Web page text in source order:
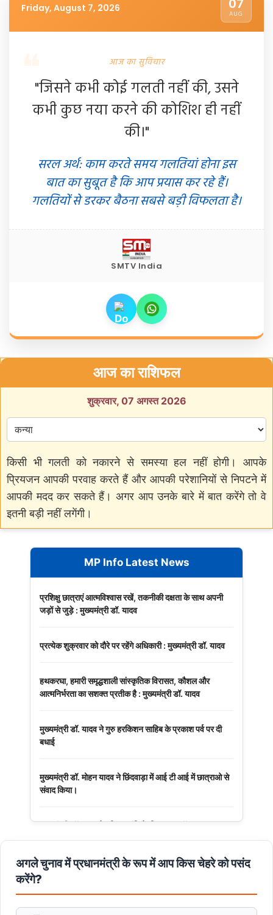
Friday, August 7, 2026 07
AUG
आज का सुविचार
"जिसने कभी कोई गलती नहीं की, उसने
कभी कुछ नया करने की कोशिश ही नहीं
की।"
सरल अर्थ: काम करते समय गलतियां होना इस
बात का सुबूत है कि आप प्रयास कर रहे हैं।
गलतियों से डरकर बैठना सबसे बड़ी विफलता है।
SMTV India
आज का राशिफल
शुक्रवार, 07 अगस्त 2026
किसी भी गलती को नकारने से समस्या हल नहीं होगी। आपके
प्रियजन आपकी परवाह करते हैं और आपकी परेशानियों से निपटने में
आपकी मदद कर सकते हैं। अगर आप उनके बारे में बात करेंगे तो वे
इतनी बड़ी नहीं लगेंगी।
MP Info Latest News
प्रशिक्षु छात्राएं आत्मविश्वास रखें, तकनीकी दक्षता के साथ अपनी
जड़ों से जुड़े : मुख्यमंत्री डॉ. यादव
प्रत्येक शुक्रवार को दौरे पर रहेंगे अधिकारी : मुख्यमंत्री डॉ. यादव
हथकरघा, हमारी समृद्धशाली सांस्कृतिक विरासत, कौशल और
आत्मनिर्भरता का सशक्त प्रतीक है : मुख्यमंत्री डॉ. यादव
मुख्यमंत्री डॉ. यादव ने गुरु हरकिशन साहिब के प्रकाश पर्व पर दी
बधाई
मुख्यमंत्री डॉ. मोहन यादव ने छिंदवाड़ा में आई टी आई में छात्राओ से
संवाद किया।
मुख्यमंत्री डॉ. यादव ने हरित क्रांति के शिल्पकार डॉ. एम.एस.
स्वामीनाथन की जयंती पर किया नमन
मुख्यमंत्री डॉ. यादव ने बाबूलाल जैन की पुण्यतिथि पर किया नमन
मुख्यमंत्री डॉ. यादव ने गुरुदेव रवीन्द्रनाथ टैगोर की पुण्यतिथि पर की
अगले चुनाव में प्रधानमंत्री के रूप में आप किस चेहरे को पसंद
करेंगे?